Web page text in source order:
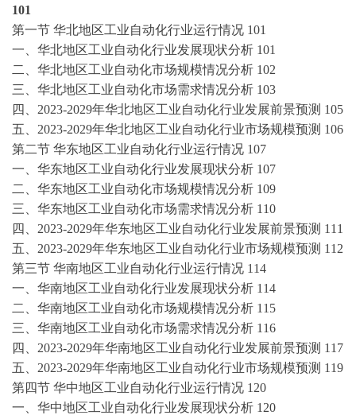
101
第一节 华北地区工业自动化行业运行情况 101
一、华北地区工业自动化行业发展现状分析 101
二、华北地区工业自动化市场规模情况分析 102
三、华北地区工业自动化市场需求情况分析 103
四、 2023-2029年华北地区工业自动化行业发展前景预测 105
五、 2023-2029年华北地区工业自动化行业市场规模预测 106
第二节 华东地区工业自动化行业运行情况 107
一、华东地区工业自动化行业发展现状分析 107
二、华东地区工业自动化市场规模情况分析 109
三、华东地区工业自动化市场需求情况分析 110
四、 2023-2029年华东地区工业自动化行业发展前景预测 111
五、 2023-2029年华东地区工业自动化行业市场规模预测 112
第三节 华南地区工业自动化行业运行情况 114
一、华南地区工业自动化行业发展现状分析 114
二、华南地区工业自动化市场规模情况分析 115
三、华南地区工业自动化市场需求情况分析 116
四、 2023-2029年华南地区工业自动化行业发展前景预测 117
五、 2023-2029年华南地区工业自动化行业市场规模预测 119
第四节 华中地区工业自动化行业运行情况 120
一、华中地区工业自动化行业发展现状分析 120